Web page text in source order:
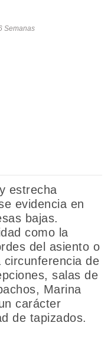
Semanas
estrecha
evidencia en
bajas.
como la
del asiento o
de
salas de
Marina
carácter
de tapizados.